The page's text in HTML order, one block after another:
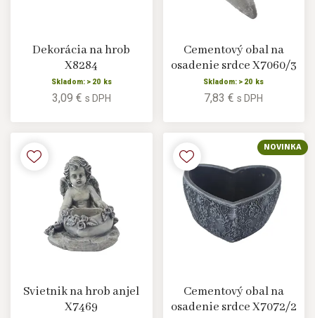
Dekorácia na hrob
X8284
Skladom: > 20 ks
3,09 € s DPH
Cementový obal na
osadenie srdce X7060/3
Skladom: > 20 ks
7,83 €s DPH
Svietnik na hrob anjel
X7469
NOVINKA
Cementový obal na
osadenie srdce X7072/2